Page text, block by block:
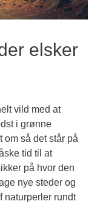
elsker
vild med at
i grønne
om så det står på
tid til at
på hvor den
nye steder og
naturperler rundt